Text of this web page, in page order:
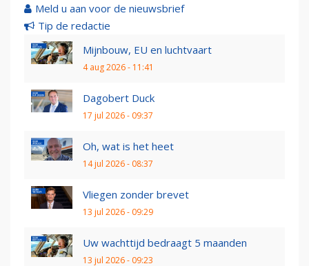
Meld u aan voor de nieuwsbrief
Tip de redactie
Mijnbouw, EU en luchtvaart
4 aug 2026 - 11:41
Dagobert Duck
17 jul 2026 - 09:37
Oh, wat is het heet
14 jul 2026 - 08:37
Vliegen zonder brevet
13 jul 2026 - 09:29
Uw wachttijd bedraagt 5 maanden
13 jul 2026 - 09:23